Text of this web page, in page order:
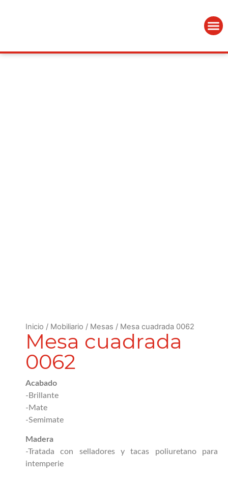
Inicio / Mobiliario / Mesas / Mesa cuadrada 0062
Mesa cuadrada
0062
Acabado
-Brillante
-Mate
-Semimate
Madera
-Tratada con selladores y tacas poliuretano para
intemperie